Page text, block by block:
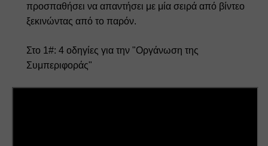
προσπαθήσει να απαντήσει με μία σειρά από βίντεο
ξεκινώντας από το παρόν.
Στο 1#: 4 οδηγίες για την "Οργάνωση της
Συμπεριφοράς"